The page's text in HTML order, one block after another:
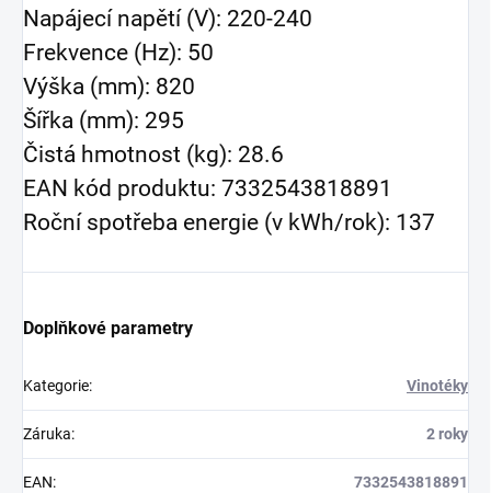
Napájecí napětí (V): 220-240
Frekvence (Hz): 50
Výška (mm): 820
Šířka (mm): 295
Čistá hmotnost (kg): 28.6
EAN kód produktu: 7332543818891
Roční spotřeba energie (v kWh/rok): 137
Doplňkové parametry
Kategorie: Vinotéky
Záruka: 2 roky
EAN: 7332543818891